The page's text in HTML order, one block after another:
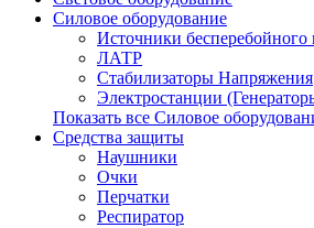
Силовое оборудование
Источники бесперебойного
ЛАТР
Стабилизаторы Напряжения
Электростанции
Показать все Силовое
Средства защиты
Наушники
Очки
Перчатки
Респиратор